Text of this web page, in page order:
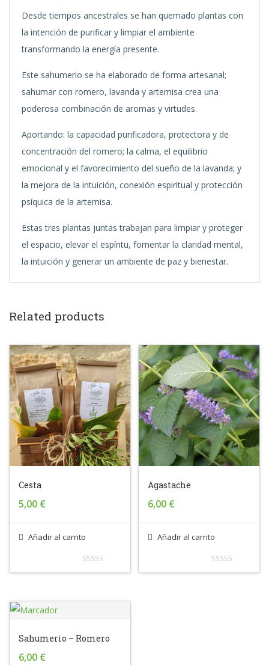
Desde tiempos ancestrales se han quemado plantas con
la intención de purificar y limpiar el ambiente
transformando la energía presente.
Este sahumerio se ha elaborado de forma artesanal;
sahumar con romero, lavanda y artemisa crea una
poderosa combinación de aromas y virtudes.
Aportando: la capacidad purificadora, protectora y de
concentración del romero; la calma, el equilibrio
emocional y el favorecimiento del sueño de la lavanda; y
la mejora de la intuición, conexión espiritual y protección
psíquica de la artemisa.
Estas tres plantas juntas trabajan para limpiar y proteger
el espacio, elevar el espíritu, fomentar la claridad mental,
la intuición y generar un ambiente de paz y bienestar.
Related products
Cesta
5,00 €
Añadir al carrito
Agastache
6,00 €
Añadir al carrito
Sahumerio – Romero
6,00 €